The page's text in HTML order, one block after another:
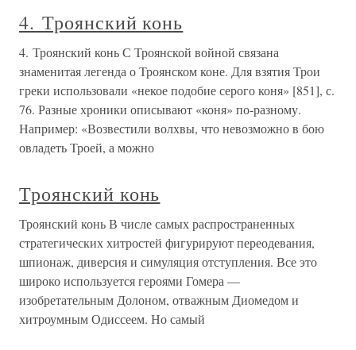
4. Троянский конь
4. Троянский конь С Троянской войной связана
знаменитая легенда о Троянском коне. Для взятия Трои
греки использовали «некое подобие серого коня» [851], с.
76. Разные хроники описывают «коня» по-разному.
Например: «Возвестили волхвы, что невозможно в бою
овладеть Троей, а можно
Троянский конь
Троянский конь В числе самых распространенных
стратегических хитростей фигурируют переодевания,
шпионаж, диверсия и симуляция отступления. Все это
широко используется героями Гомера —
изобретательным Долоном, отважным Диомедом и
хитроумным Одиссеем. Но самый